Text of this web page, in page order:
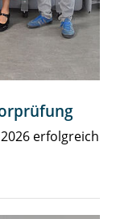
erfolgreich